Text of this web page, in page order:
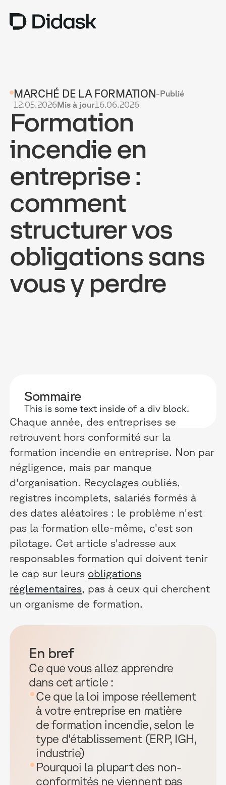
COACHING
NEW
USAGES
POURQUOI DIDASK ?
TARIFS
RESSOURCES
OBTENIR UNE DÉMO
CLIENTS &
LOGICIELS
POURQUOI
INTÉGRATIONS
MARCHÉ DE LA FORMATION-Publié
12.05.2026Mis à jour16.06.2026
Formation
incendie en
entreprise :
comment
structurer vos
obligations sans
vous y perdre
Sommaire
This is some text inside of a div block.
Chaque année, des entreprises se
retrouvent hors conformité sur la
formation incendie en entreprise. Non par
négligence, mais par manque
d'organisation. Recyclages oubliés,
registres incomplets, salariés formés à
des dates aléatoires : le problème n'est
pas la formation elle-même, c'est son
pilotage. Cet article s'adresse aux
responsables formation qui doivent tenir
le cap sur leurs obligations
réglementaires, pas à ceux qui cherchent
un organisme de formation.
En bref
Ce que vous allez apprendre
dans cet article :
Ce que la loi impose réellement
à votre entreprise en matière
de formation incendie, selon le
type d'établissement (ERP, IGH,
industrie)
Pourquoi la plupart des non-
conformités ne viennent pas